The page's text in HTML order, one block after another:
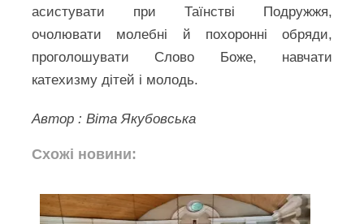
асистувати при Таїнстві Подружжя,
очолювати молебні й похоронні обряди,
проголошувати Слово Боже, навчати
катехизму дітей і молодь.
Автор : Віта Якубовська
Схожі новини: